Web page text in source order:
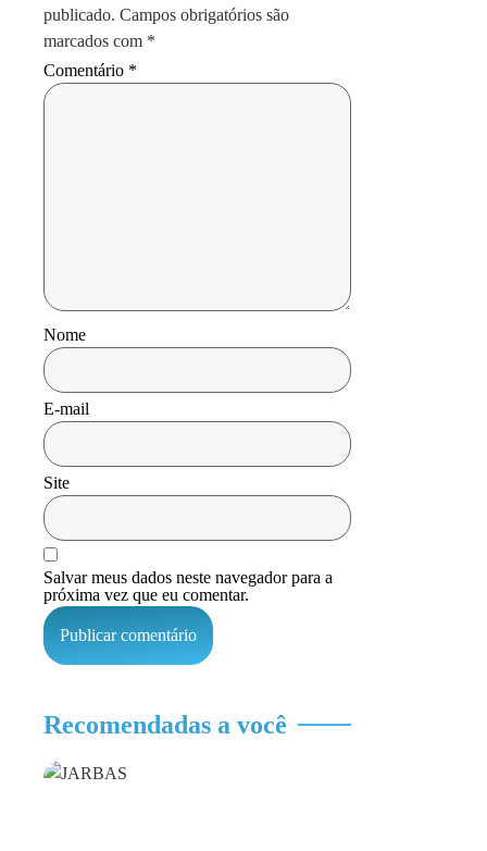
publicado. Campos obrigatórios são
marcados com *
Comentário *
Nome
E-mail
Site
Salvar meus dados neste navegador para a
próxima vez que eu comentar.
Recomendadas a você